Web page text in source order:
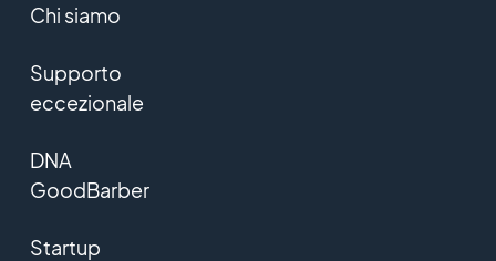
Chi siamo
Supporto
eccezionale
DNA
GoodBarber
Startup